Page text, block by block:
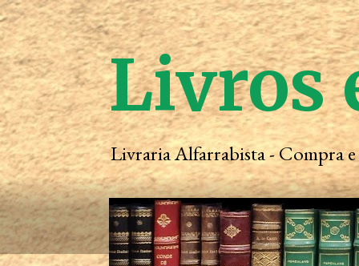
Livros
Livraria Alfarrabista - Compra